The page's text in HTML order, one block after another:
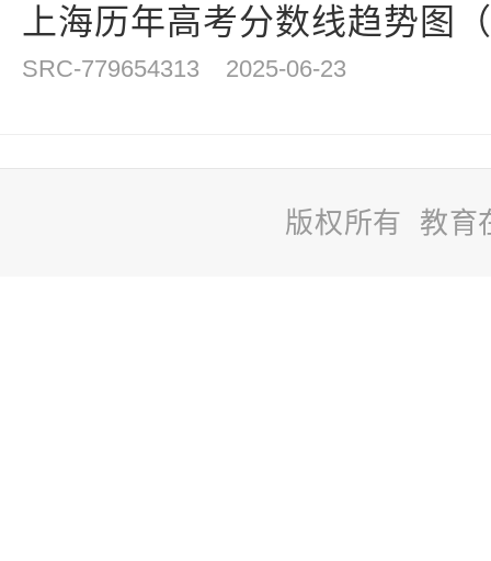
上海历年高考分数线趋势图
SRC-779654313 2025-06-23
版权所有 教育